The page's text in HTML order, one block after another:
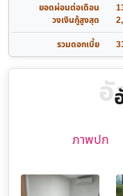
ยอดผ่อนต่อเดือน
วงเงินกู้สูงสุด
รวมดอกเบี้ย
ภาพปก